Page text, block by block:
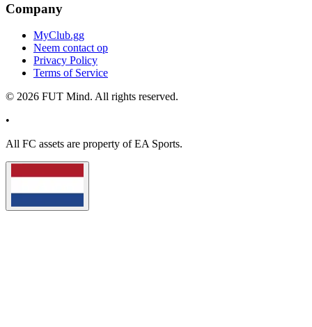
Company
MyClub.gg
Neem contact op
Privacy Policy
Terms of Service
© 2026 FUT Mind. All rights reserved.
•
All FC assets are property of EA Sports.